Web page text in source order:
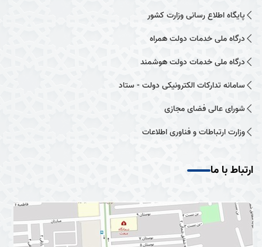
پایگاه اطلاع رسانی وزارت کشور
درگاه ملی خدمات دولت همراه
درگاه ملی خدمات دولت هوشمند
سامانه تدارکات الکترونیکی دولت - ستاد
شورای عالی فضای مجازی
وزارت ارتباطات و فناوری اطلاعات
ارتباط با ما